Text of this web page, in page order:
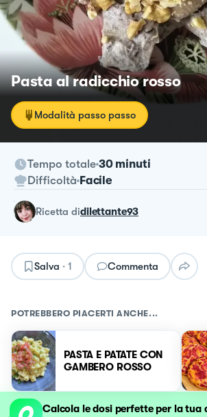
Pasta al radicchio rosso
Modalità passo passo
Tempo totale 30 minuti
Difficoltà Facile
ricetta didilettante93
Salva · 1 Commenta
POTREBBERO PIACERTI ANCHE...
PASTA E PATATE CON
GAMBERO ROSSO
Calcola le dosi perfette per la tua